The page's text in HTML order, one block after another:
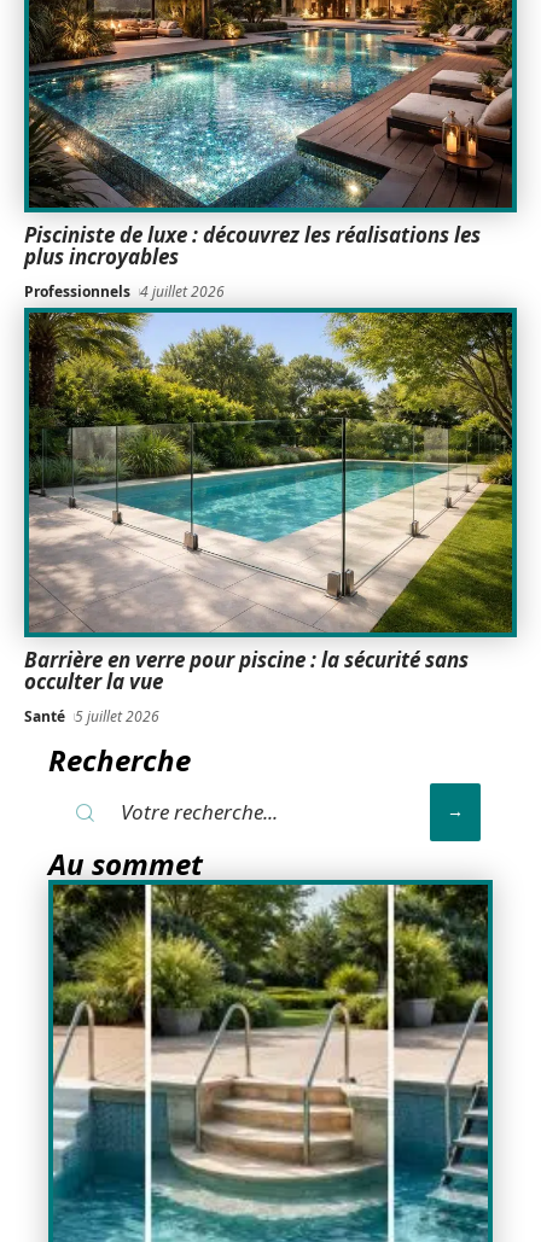
Pisciniste de luxe : découvrez les réalisations les
plus incroyables
Professionnels 4 juillet 2026
Barrière en verre pour piscine : la sécurité sans
occulter la vue
Santé 5 juillet 2026
Recherche
Au sommet